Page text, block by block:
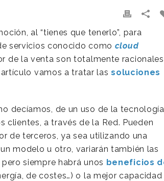
al “tienes que tenerlo”, para
servicios conocido como cloud
de la venta son totalmente
vamos a tratar lassoluciones
decíamos, de un uso de la tecnología
clientes, a través de la Red. Pueden
de terceros, ya sea utilizando una
modelo u otro, variarán también las
siempre habrá unos beneficios
de costes…) o la mejor capacidad